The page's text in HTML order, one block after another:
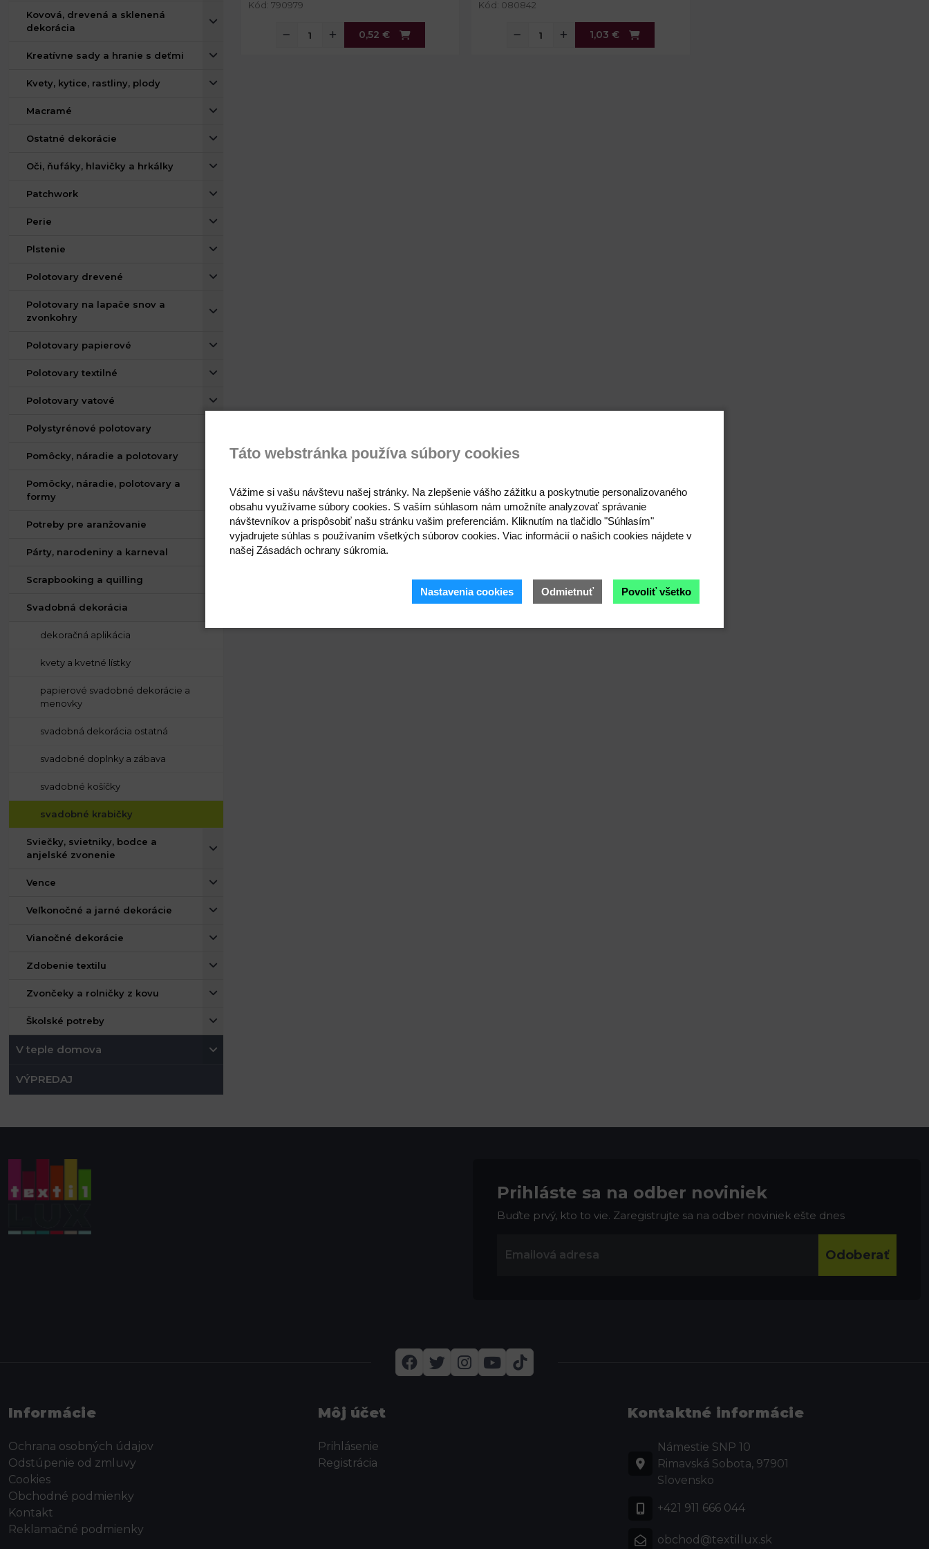
Kovová, drevená a sklenená
dekorácia
Kreatívne sady a hranie s deťmi
Kvety, kytice, rastliny, plody
Macramé
Ostatné dekorácie
Oči, ňufáky, hlavičky a hrkálky
Patchwork
Perie
Plstenie
Polotovary drevené
Polotovary na lapače snov a
zvonkohry
Polotovary papierové
Polotovary textilné
Polotovary vatové
Polystyrénové polotovary
Pomôcky, náradie a polotovary
Pomôcky, náradie, polotovary a
formy
Potreby pre aranžovanie
Párty, narodeniny a karneval
Scrapbooking a quilling
Svadobná dekorácia
dekoračná aplikácia
kvety a kvetné lístky
papierové svadobné dekorácie a
menovky
svadobná dekorácia ostatná
svadobné doplnky a zábava
svadobné košíčky
svadobné krabičky
Sviečky, svietniky, bodce a
anjelské zvonenie
Vence
Veľkonočné a jarné dekorácie
Vianočné dekorácie
Zdobenie textilu
Zvončeky a rolničky z kovu
Školské potreby
V teple domova
VÝPREDAJ
Kód: 790979
0,52 €
Kód: 080842
1,03 €
Prihláste sa na odber noviniek
Buďte prvý, kto to vie. Zaregistrujte sa na odber noviniek ešte dnes
Odoberať
Informácie
Ochrana osobných údajov
Odstúpenie od zmluvy
Cookies
Obchodné podmienky
Kontakt
Reklamačné podmienky
Môj účet
Prihlásenie
Registrácia
Kontaktné informácie
Námestie SNP 10
Rimavská Sobota, 97901
Slovensko
+421 911 666 044
obchod@textillux.sk
Táto webstránka používa súbory cookies
Vážime si vašu návštevu našej stránky. Na zlepšenie vášho zážitku a poskytnutie personalizovaného
obsahu využívame súbory cookies. S vaším súhlasom nám umožníte analyzovať správanie
návštevníkov a prispôsobiť našu stránku vašim preferenciám. Kliknutím na tlačidlo "Súhlasím"
vyjadrujete súhlas s používaním všetkých súborov cookies. Viac informácií o našich cookies nájdete v
našej Zásadách ochrany súkromia.
Nastavenia cookies Odmietnuť Povoliť všetko